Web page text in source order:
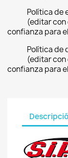
Política de
(editar con
confianza para
Política de
(editar con
confianza para